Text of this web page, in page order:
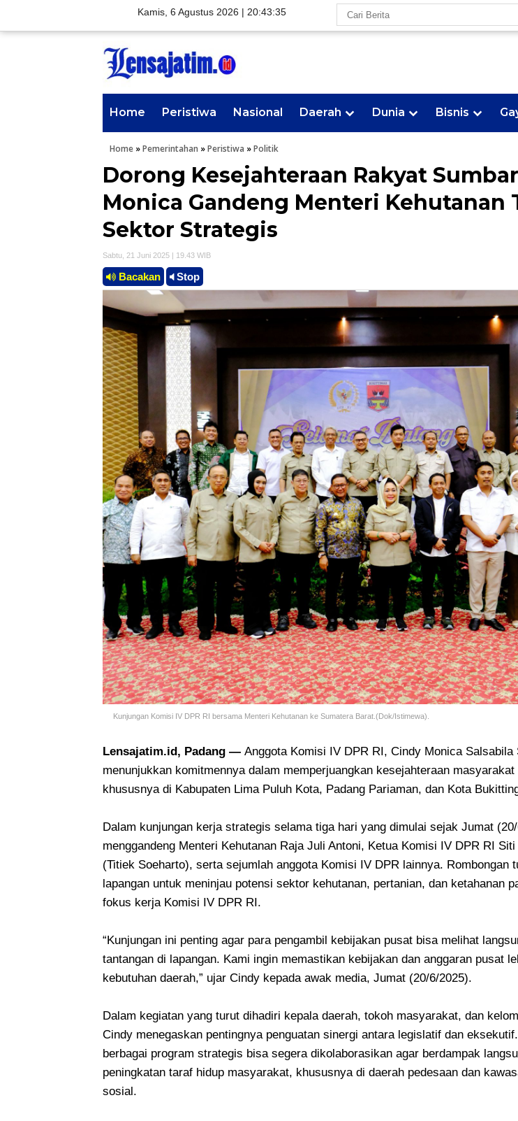
Kamis, 6 Agustus 2026 | 20:43:36
Home Peristiwa Nasional Daerah Dunia Bisnis
Home »Pemerintahan »Peristiwa »Politik
Dorong Kesejahteraan Rakyat
Monica Gandeng Menteri Kehutanan
Sektor Strategis
Sabtu, 21 Juni 2025 | 19.43 WIB
Bacakan Stop
Kunjungan Komisi IV DPR RI bersama Menteri Kehutanan ke Sumatera Barat.(Dok/Istimewa).
Lensajatim.id, Padang — Anggota Komisi IV DPR RI, Cindy Monica Salsabila
menunjukkan komitmennya dalam memperjuangkan kesejahteraan
khususnya di Kabupaten Lima Puluh Kota, Padang Pariaman, dan Kota
Dalam kunjungan kerja strategis selama tiga hari yang dimulai sejak Jumat
menggandeng Menteri Kehutanan Raja Juli Antoni, Ketua Komisi IV DPR RI
(Titiek Soeharto), serta sejumlah anggota Komisi IV DPR lainnya. Rombongan
lapangan untuk meninjau potensi sektor kehutanan, pertanian, dan ketahanan
fokus kerja Komisi IV DPR RI.
“Kunjungan ini penting agar para pengambil kebijakan pusat bisa melihat
tantangan di lapangan. Kami ingin memastikan kebijakan dan anggaran pusat
kebutuhan daerah,” ujar Cindy kepada awak media, Jumat (20/6/2025).
Dalam kegiatan yang turut dihadiri kepala daerah, tokoh masyarakat, dan
Cindy menegaskan pentingnya penguatan sinergi antara legislatif dan
berbagai program strategis bisa segera dikolaborasikan agar berdampak
peningkatan taraf hidup masyarakat, khususnya di daerah pedesaan dan
sosial.